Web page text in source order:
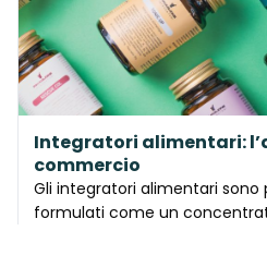
Integratori alimentari:
commercio
Gli integratori alimentari
formulati come un